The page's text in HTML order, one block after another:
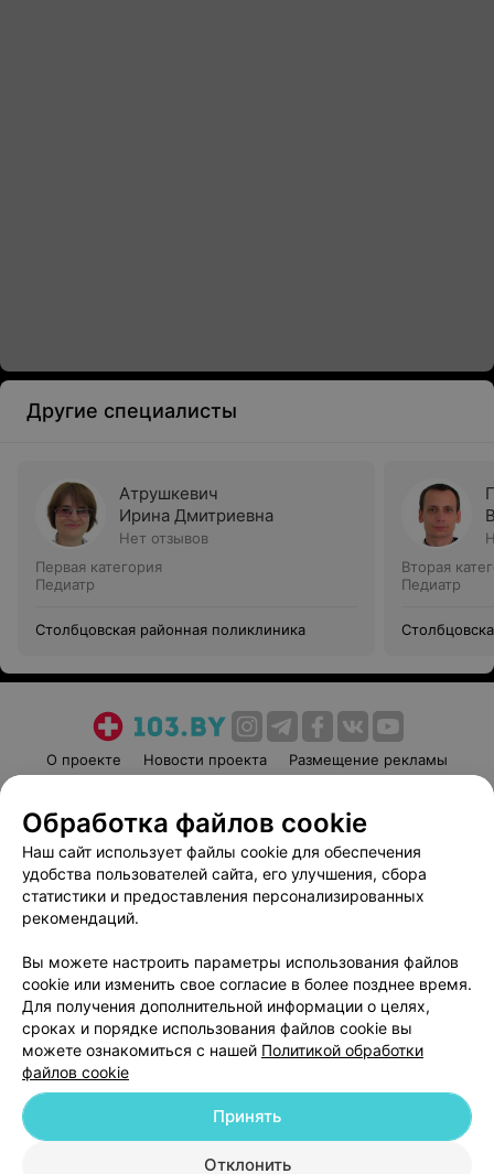
Другие специалисты
Атрушкевич
Ирина Дмитриевна
Нет отзывов
Первая категория
Педиатр
Столбцовская районная поликлиника
Вторая
Педиатр
О проекте Новости проекта
Размещение рекламы
Пользовательское соглашение
Способы оплаты
Вакансии
Партнеры
Написать руководителю 103.by
Обработка персональных данных
© 2026 ООО «Артокс Лаб», УНП 191700409
| 220012, Республика Беларусь,
Обработка файлов cookie
Наш сайт использует файлы cookie для обеспечения
удобства пользователей сайта, его улучшения, сбора
статистики и предоставления персонализированных
рекомендаций.
Вы можете настроить параметры использования файлов
cookie или изменить свое согласие в более позднее время.
Для получения дополнительной информации о целях,
сроках и порядке использования файлов cookie вы
можете ознакомиться с нашей Политикой обработки
файлов cookie
Отклонить
Принять